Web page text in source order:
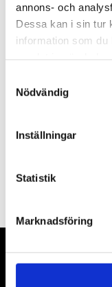
annons- och
Dessa kan i sin tur
information som du
Nödvändig
Inställningar
Statistik
Marknadsföring
Om varumärket
Filer